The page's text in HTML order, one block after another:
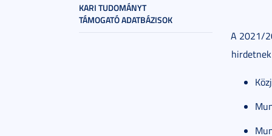
KARI TUDOMÁNYT
TÁMOGATÓ ADATBÁZISOK
A 2021/